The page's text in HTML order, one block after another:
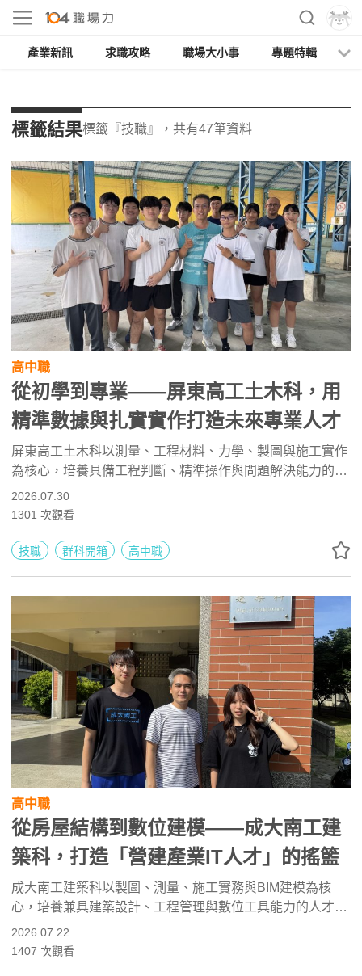
產業新訊 求職攻略 職場大小事 專題特輯
標籤結果標籤『技職』，共有47筆資料
高中職
從初學到專業——屏東高工土木科，用
精準數據與扎實實作打造未來專業人才
屏東高工土木科以測量、工程材料、力學、製圖與施工實作
為核心，培養具備工程判斷、精準操作與問題解決能力的人
才。學生可學習砌磚、鋼筋、模板、鷹架組立及無人機測
量，並挑戰測量丙級與工程測量乙級證照。未來可升學土
工、施工管理及公共工程等領域。
2026.07.30
1301 次觀看
技職 群科開箱 高中職
高中職
從房屋結構到數位建模——成大南工建
築科，打造「營建產業IT人才」的搖籃
成大南工建築科以製圖、測量、施工實務與BIM建模為核
心，培養兼具建築設計、工程管理與數位工具能力的人才。
學生可學習Revit、AutoCAD、建築結構與工程估算，並透
過證照、專題及競賽累積實作經驗。未來可升學建築、土
2026.07.22
1407 次觀看